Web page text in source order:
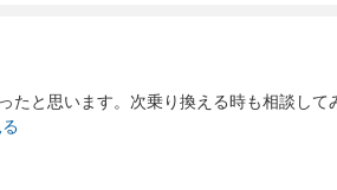
たと思います。次乗り換える時も相談し